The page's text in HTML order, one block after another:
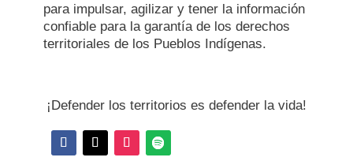
para impulsar, agilizar y tener la información
confiable para la garantía de los derechos
territoriales de los Pueblos Indígenas.
¡Defender los territorios es defender la vida!